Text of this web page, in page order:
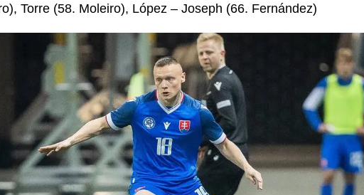
Torre (58. Moleiro), López – Joseph (66. Fernández)